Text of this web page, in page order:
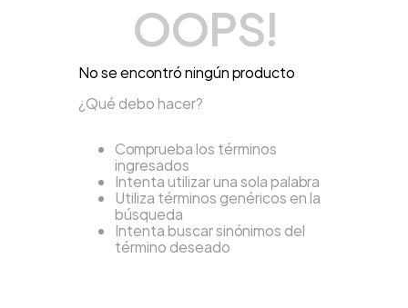
OOPS!
No se encontró ningún producto
¿Qué debo hacer?
Comprueba los términos
ingresados
Intenta utilizar una sola palabra
Utiliza términos genéricos en la
búsqueda
Intenta buscar sinónimos del
término deseado